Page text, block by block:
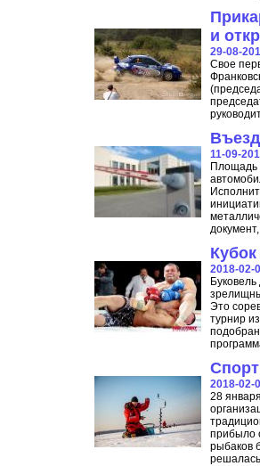
и
29-08-
Свое
11-09-
Площадь
2018-02-
Это
турнир
2018-02-
28
прибыло
рыбаков